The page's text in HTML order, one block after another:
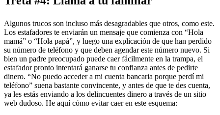
Algunos trucos son incluso más desagradables que otros, como este.
Los estafadores te enviarán un mensaje que comienza con “Hola
mamá” o “Hola papá”, y luego una explicación de que han perdido
su número de teléfono y que deben agendar este número nuevo. Si
bien un padre preocupado puede caer fácilmente en la trampa, el
estafador pronto intentará ganarse tu confianza antes de pedirte
dinero. “No puedo acceder a mi cuenta bancaria porque perdí mi
teléfono” suena bastante convincente, y antes de que te des cuenta,
ya les estás enviando a los delincuentes dinero a través de un sitio
web dudoso. He aquí cómo evitar caer en este esquema: